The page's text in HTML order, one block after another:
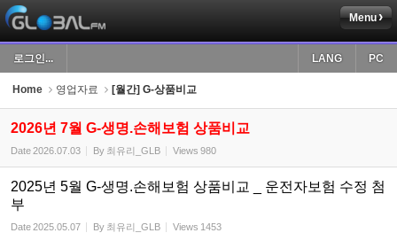
Menu
로그인... PC
LANG
Home 영업자료 [월간] G-상품비교
2026년 7월 G-생명.손해보험 상품비교
Date2026.07.03 By 최유리_GLB Views 980
2025년 5월 G-생명.손해보험 상품비교 _ 운전자보험 수정 첨
부
Date2025.05.07 By 최유리_GLB Views 1453
Sketchbook5, 스케치북5
Sketchbook5, 스케치북5